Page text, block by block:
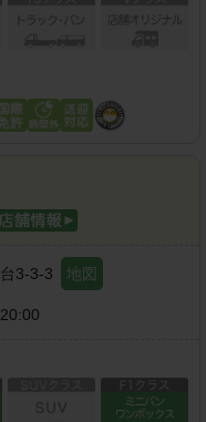
3-3-3 地図